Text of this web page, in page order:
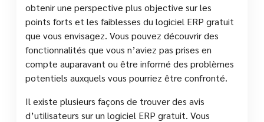
obtenir une perspective plus objective sur les
points forts et les faiblesses du logiciel ERP gratuit
que vous envisagez. Vous pouvez découvrir des
fonctionnalités que vous n’aviez pas prises en
compte auparavant ou être informé des problèmes
potentiels auxquels vous pourriez être confronté.
Il existe plusieurs façons de trouver des avis
d’utilisateurs sur un logiciel ERP gratuit. Vous